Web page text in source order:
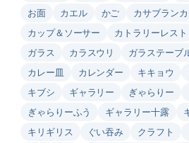
お面
カエル かご カサブランカ
カップ＆ソーサー
カトラリーレスト
ガラス
カラスウリ ガラステーブ
カレー皿
カレンダー キキョウ
キブシ
ギャラリー ぎゃらりー
ぎゃらりーふう
ギャラリー十露
キリギリス
ぐい吞み クラフト